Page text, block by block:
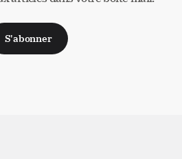
S'abonner